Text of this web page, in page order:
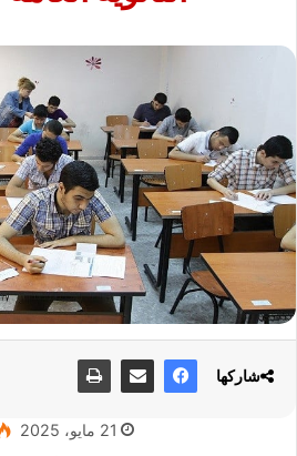
21 مايو، 2025
شاركها